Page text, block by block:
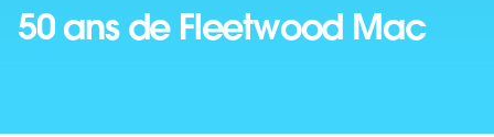
50 ans de Fleetwood Mac